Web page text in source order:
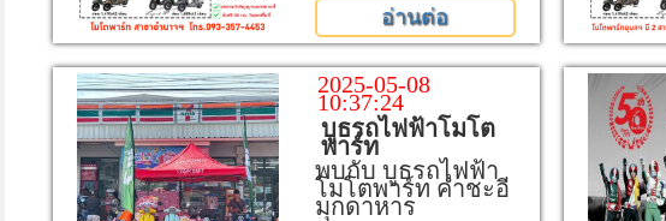
อ่านต่อ
2025-05-08
10:37:24
บูธรถไฟฟ้าโมโต
พาร์ท
พบกับ บูธรถไฟฟ้า
โมโตพาร์ท คำชะอี
มุกดาหาร